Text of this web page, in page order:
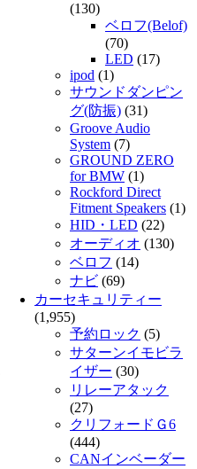
(130)
ベロフ(Belof)
(70)
LED (17)
ipod (1)
サウンドダンピン
グ(防振) (31)
Groove Audio
System (7)
GROUND ZERO
for BMW (1)
Rockford Direct
Fitment Speakers (1)
HID・LED (22)
オーディオ (130)
ベロフ (14)
ナビ (69)
カーセキュリティー
(1,955)
予約ロック (5)
サターンイモビラ
イザー (30)
リレーアタック
(27)
クリフォードＧ6
(444)
CANインベーダー